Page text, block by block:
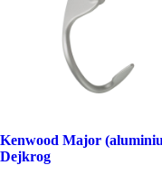
Kenwood Major
Dejkrog